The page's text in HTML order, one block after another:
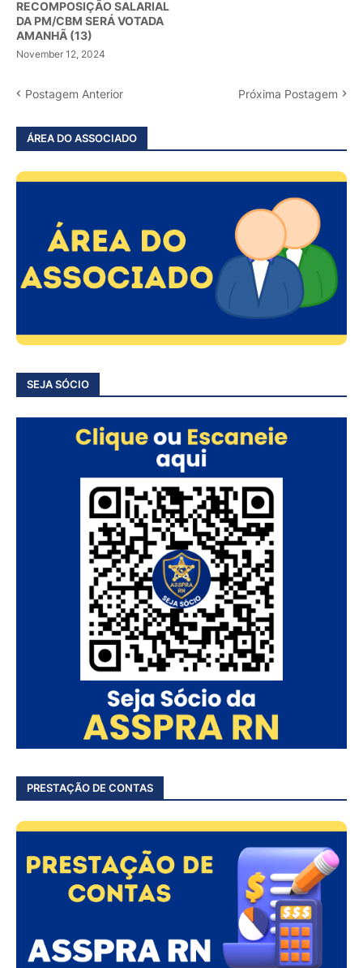
RECOMPOSIÇÃO SALARIAL
DA PM/CBM SERÁ VOTADA
AMANHÃ (13)
November 12, 2024
Postagem Anterior Próxima Postagem
ÁREA DO ASSOCIADO
SEJA SÓCIO
PRESTAÇÃO DE CONTAS